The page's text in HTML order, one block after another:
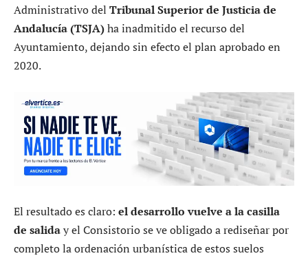
Administrativo del Tribunal Superior de Justicia de
Andalucía (TSJA)ha inadmitido el recurso del
Ayuntamiento, dejando sin efecto el plan aprobado en
2020.
El resultado es claro: el desarrollo vuelve a la casilla
de saliday el Consistorio se ve obligado a rediseñar por
completo la ordenación urbanística de estos suelos